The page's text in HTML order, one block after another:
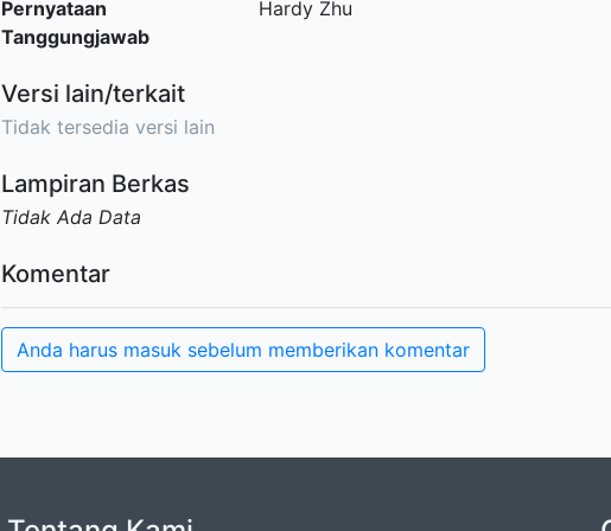
Pernyataan
Tanggungjawab
Hardy Zhu
Versi lain/terkait
Tidak tersedia versi lain
Lampiran Berkas
Tidak Ada Data
Komentar
Anda harus masuk sebelum memberikan komentar